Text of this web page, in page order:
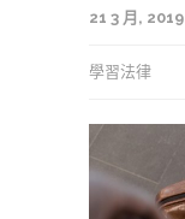
21 3 月, 2019
學習法律